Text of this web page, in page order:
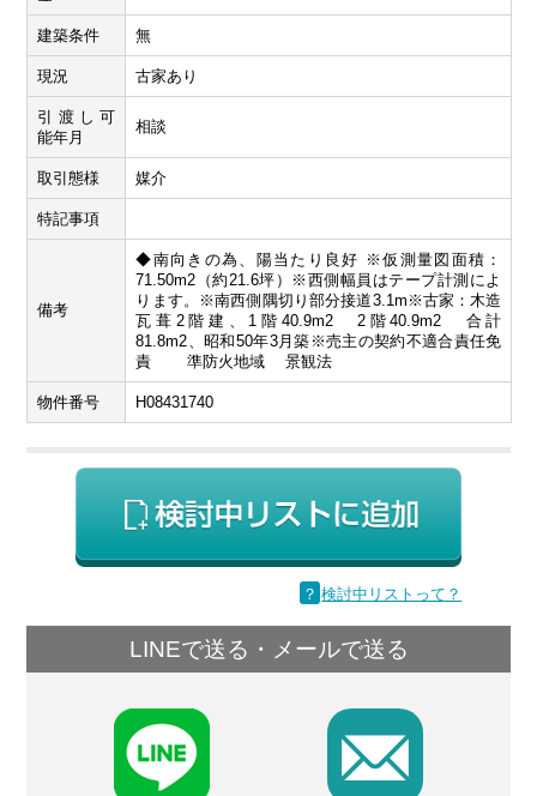
建築条件 無
現況 古家あり
引渡し可
能年月
相談
取引態様 媒介
特記事項
備考
◆南向きの為、陽当たり良好 ※仮測量図面積：
71.50m2（約21.6坪）※西側幅員はテープ計測によ
ります。※南西側隅切り部分接道3.1m※古家：木造
瓦葺2階建、1階40.9m2 2階40.9m2 合計
81.8m2、昭和50年3月築※売主の契約不適合責任免
責 準防火地域 景観法
物件番号 H08431740
？ 検討中リストって？
LINEで送る・メールで送る
F